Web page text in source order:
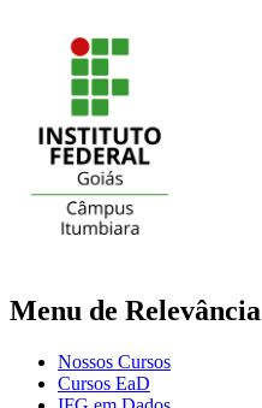
Menu de Relevância
Nossos Cursos
Cursos EaD